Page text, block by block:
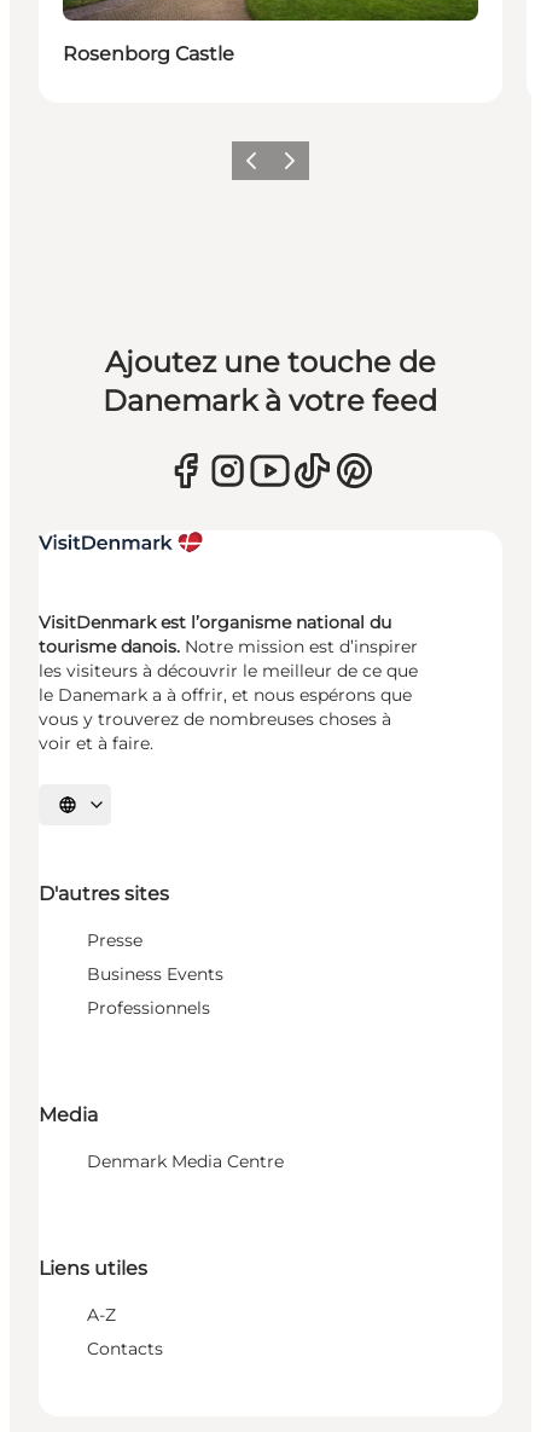
Rosenborg Castle
PrécédentSuivant
Ajoutez une touche de
Danemark à votre feed
VisitDenmark est l’organisme national du
tourisme danois. Notre mission est d’inspirer
les visiteurs à découvrir le meilleur de ce que
le Danemark a à offrir, et nous espérons que
vous y trouverez de nombreuses choses à
voir et à faire.
Choisissez la langue
D'autres sites
Presse
Business Events
Professionnels
Media
Denmark Media Centre
Liens utiles
A-Z
Contacts